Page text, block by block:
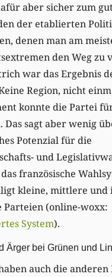
aber sicher zum
der etablierten
denen man am
den Weg zu
war das Ergebnis
Region, nicht
konnte die Partei
Das sagt aber wenig
Potenzial für die
und
französische
kleine, mittlere und
Parteien (online-woxx:
System).
Ärger bei Grünen und
auch die anderen